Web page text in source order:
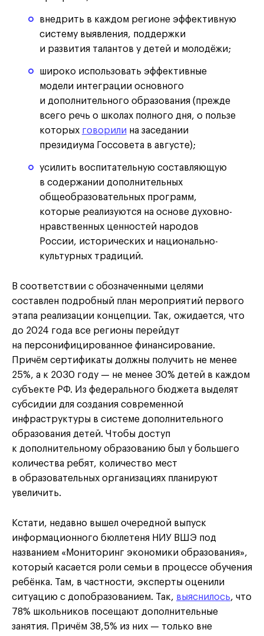
внедрить в каждом регионе эффективную
систему выявления, поддержки
и развития талантов у детей и молодёжи;
широко использовать эффективные
модели интеграции основного
и дополнительного образования (прежде
всего речь о школах полного дня, о пользе
которых говорили на заседании
президиума Госсовета в августе);
усилить воспитательную составляющую
в содержании дополнительных
общеобразовательных программ,
которые реализуются на основе духовно-
нравственных ценностей народов
России, исторических и национально-
культурных традиций.
В соответствии с обозначенными целями
составлен подробный план мероприятий первого
этапа реализации концепции. Так, ожидается, что
до 2024 года все регионы перейдут
на персонифицированное финансирование.
Причём сертификаты должны получить не менее
25%, а к 2030 году — не менее 30% детей в каждом
субъекте РФ. Из федерального бюджета выделят
субсидии для создания современной
инфраструктуры в системе дополнительного
образования детей. Чтобы доступ
к дополнительному образованию был у большего
количества ребят, количество мест
в образовательных организациях планируют
увеличить.
Кстати, недавно вышел очередной выпуск
информационного бюллетеня НИУ ВШЭ под
названием «Мониторинг экономики образования»,
который касается роли семьи в процессе обучения
ребёнка. Там, в частности, эксперты оценили
ситуацию с допобразованием. Так, выяснилось, что
78% школьников посещают дополнительные
занятия. Причём 38,5% из них — только вне